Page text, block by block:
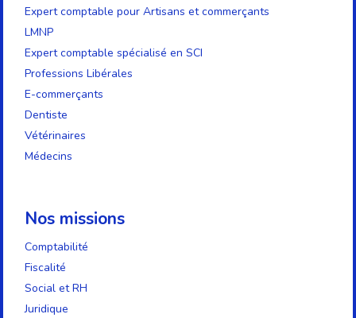
Expert comptable pour Artisans et commerçants
LMNP
Expert comptable spécialisé en SCI
Professions Libérales
E-commerçants
Dentiste
Vétérinaires
Médecins
Nos missions
Comptabilité
Fiscalité
Social et RH
Juridique